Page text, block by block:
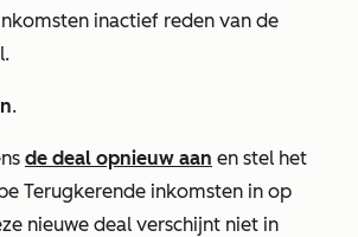
inactief reden van de
.
de deal opnieuw aan en stel het
Terugkerende inkomsten in op
nieuwe deal verschijnt niet in